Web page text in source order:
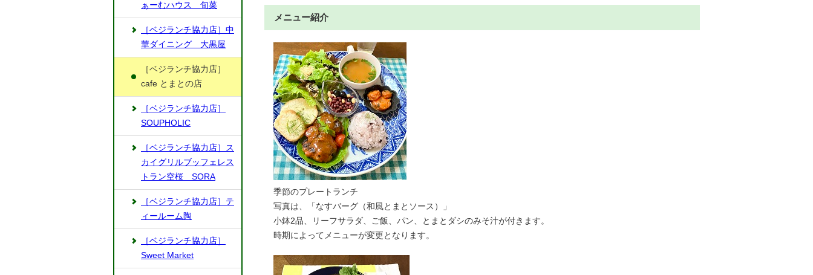
メニュー紹介
季節のプレートランチ
写真は、「なすバーグ（和風とまとソース）」
小鉢2品、リーフサラダ、ご飯、パン、とまとダシのみそ汁が付きます。
時期によってメニューが変更となります。
ぁーむハウス 旬菜
［ベジランチ協力店］中
華ダイニング 大黒屋
［ベジランチ協力店］
cafe とまとの店
［ベジランチ協力店］
SOUPHOLIC
［ベジランチ協力店］ス
カイグリルブッフェレス
トラン空桜 SORA
［ベジランチ協力店］テ
ィールーム陶
［ベジランチ協力店］
Sweet Market